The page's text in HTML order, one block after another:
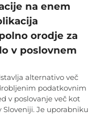
na enem
orodje za
v poslovnem
alternativo več
podatkovnim
v poslovanje več kot
Je uporabniku